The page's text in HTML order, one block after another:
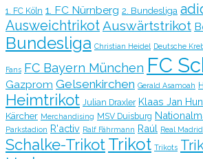
1. FC Köln 1. FC Nürnberg 2. Bundesliga
AusweichtrikotAuswärtstrikot
Bundesliga Christian Heidel Deutsche
Fans FC Bayern München FC
Gazprom Gelsenkirchen Gerald Asamoah
Heimtrikot Julian Draxler Klaas Jan
Kärcher Merchandising MSV Duisburg
Parkstadion R'activ Ralf Fährmann Raúl Real Madrid
Schalke-TrikotTrikot Trikots